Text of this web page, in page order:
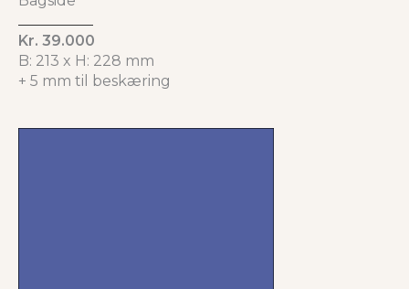
Kr. 39.000
B: 213 x H: 228 mm
+ 5 mm til beskæring